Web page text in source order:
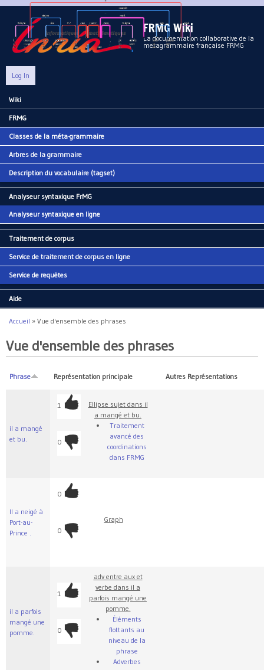
Aller au contenu principal
FRMG Wiki
La documentation collaborative de la
metagrammaire française FRMG
Log In
Main menu
Wiki
FRMG
Classes de la méta-grammaire
Arbres de la grammaire
Description du vocabulaire (tagset)
Analyseur syntaxique FrMG
Analyseur syntaxique en ligne
Traitement de corpus
Service de traitement de corpus en ligne
Service de requêtes
Aide
Vous êtes ici
Accueil » Vue d'ensemble des phrases
Vue d'ensemble des phrases
Phrase Représentation principale Autres Représentations
il a mangé
et bu.
1
0
Ellipse sujet dans il
a mangé et bu.
Traitement
avancé des
coordinations
dans FRMG
Il a neigé à
Port-au-
Prince .
0
0
Graph
il a parfois
mangé une
pomme.
1
0
adv entre aux et
verbe dans il a
parfois mangé une
pomme.
Éléments
flottants au
niveau de la
phrase
Adverbes